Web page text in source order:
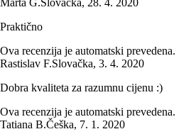
Praktično
Ova recenzija je automatski prevedena.
Rastislav F.Slovačka, 3. 4. 2020
Dobra kvaliteta za razumnu cijenu :)
Ova recenzija je automatski prevedena.
Tatiana B.Češka, 7. 1. 2020